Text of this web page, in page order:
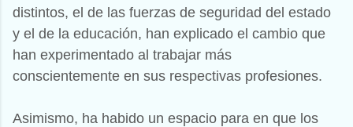
distintos, el de las fuerzas de seguridad del estado
y el de la educación, han explicado el cambio que
han experimentado al trabajar más
conscientemente en sus respectivas profesiones.
Asimismo, ha habido un espacio para en que los